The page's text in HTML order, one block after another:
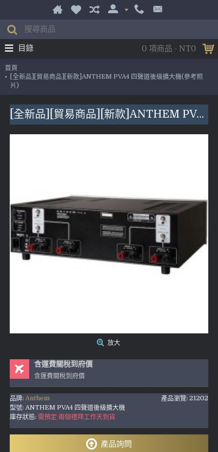
0 項商品 - NT0
目錄
首頁
[全新品][貿易商品][新款]ANTHEM PVA4 四聲道後級擴大機(參考照
片)
[全新品][貿易商品][新款]ANTHEM PVA4 四聲道後級擴大機(參考照片)
放大
含運費關稅到府價
含運費關稅到府價
產品瀏覽: 21202
品牌: Anthem
型號: ANTHEM PVA4 四聲道後級擴大機
庫存狀態: 需預定 兩個禮拜工作天到貨
產品詢問